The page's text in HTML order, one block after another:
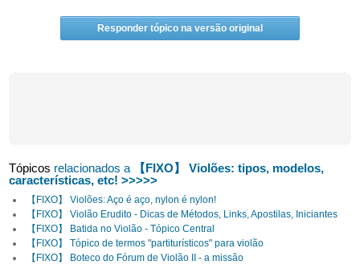
Responder tópico na versão original
Tópicos relacionados a
【FIXO】 Violões: tipos, modelos,
características, etc! >>>>>
【FIXO】 Violões: Aço é aço, nylon é nylon!
【FIXO】 Violão Erudito - Dicas de Métodos, Links, Apostilas, Iniciantes
【FIXO】 Batida no Violão - Tópico Central
【FIXO】 Tópico de termos "partiturísticos" para violão
【FIXO】 Boteco do Fórum de Violão II - a missão